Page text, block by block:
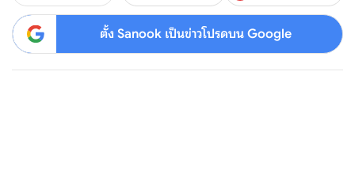
ตั้ง Sanook เป็นข่าวโปรดบน Google